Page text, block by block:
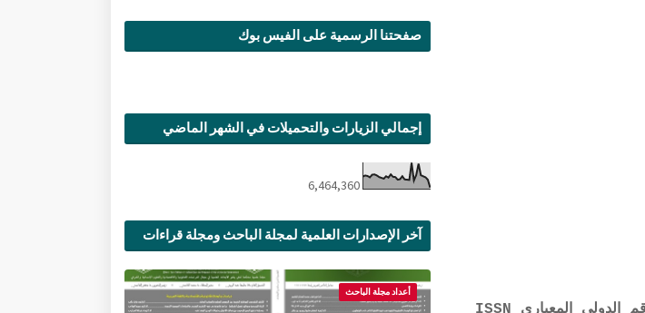
لتحميل لائحة الشروط والتعرف على لجان المجلات واعتماداتها والرقم الدولي المعياري ISSN
صفحتنا الرسمية على الفيس بوك
إجمالي الزيارات والتحميلات في الشهر الماضي
6,464,360
آخر الإصدارات العلمية لمجلة الباحث ومجلة قراءات
أعداد مجلة الباحث